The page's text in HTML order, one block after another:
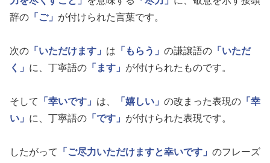
辞の 「ご」 が付けられた言葉です。
次の 「いただけます」 は 「もらう」 の謙譲語の 「いただ
く」 に、丁寧語の 「ます」 が付けられたものです。
そして 「幸いです」 は、 「嬉しい」 の改まった表現の 「幸
い」 に、丁寧語の 「です」 が付けられた表現です。
したがって 「ご尽力いただけますと幸いです」 のフレーズ